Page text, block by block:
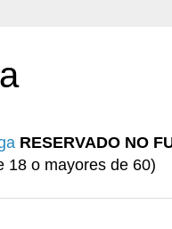
RESERVADO NO
18 o mayores de 60)